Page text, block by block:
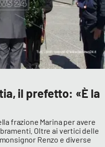
il prefetto: «È la
frazione Marina per avere
Oltre ai vertici delle
Renzo e diverse